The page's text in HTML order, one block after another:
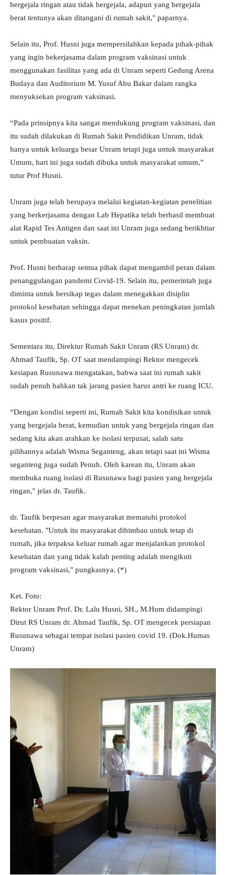
bergejala ringan atau tidak bergejala, adapun yang bergejala
berat tentunya akan ditangani di rumah sakit," paparnya.
Selain itu, Prof. Husni juga mempersilahkan kepada pihak-pihak
yang ingin bekerjasama dalam program vaksinasi untuk
menggunakan fasilitas yang ada di Unram seperti Gedung Arena
Budaya dan Auditorium M. Yusuf Abu Bakar dalam rangka
menyuksekan program vaksinasi.
“Pada prinsipnya kita sangat mendukung program vaksinasi, dan
itu sudah dilakukan di Rumah Sakit Pendidikan Unram, tidak
hanya untuk keluarga besar Unram tetapi juga untuk masyarakat
Umum, hari ini juga sudah dibuka untuk masyarakat umum,”
tutur Prof Husni.
Unram juga telah berupaya melalui kegiatan-kegiatan penelitian
yang berkerjasama dengan Lab Hepatika telah berhasil membuat
alat Rapid Tes Antigen dan saat ini Unram juga sedang berikhtiar
untuk pembuatan vaksin.
Prof. Husni berharap semua pihak dapat mengambil peran dalam
penanggulangan pandemi Covid-19. Selain itu, pemerintah juga
diminta untuk bersikap tegas dalam menegakkan disiplin
protokol kesehatan sehingga dapat menekan peningkatan jumlah
kasus positif.
Sementara itu, Direktur Rumah Sakit Unram (RS Unram) dr.
Ahmad Taufik, Sp. OT saat mendampingi Rektor mengecek
kesiapan Rusunawa mengatakan, bahwa saat ini rumah sakit
sudah penuh bahkan tak jarang pasien harus antri ke ruang ICU.
“Dengan kondisi seperti ini, Rumah Sakit kita kondisikan untuk
yang bergejala berat, kemudian untuk yang bergejala ringan dan
sedang kita akan arahkan ke isolasi terpusat, salah satu
pilihannya adalah Wisma Seganteng, akan tetapi saat ini Wisma
seganteng juga sudah Penuh. Oleh karean itu, Unram akan
membuka ruang isolasi di Rusunawa bagi pasien yang bergejala
ringan," jelas dr. Taufik.
dr. Taufik berpesan agar masyarakat mematuhi protokol
kesehatan. "Untuk itu masyarakat dihimbau untuk tetap di
rumah, jika terpaksa keluar rumah agar menjalankan protokol
kesehatan dan yang tidak kalah penting adalah mengikuti
program vaksinasi," pungkasnya. (*)
Ket. Foto:
Rektor Unram Prof. Dr. Lalu Husni, SH., M.Hum didampingi
Dirut RS Unram dr. Ahmad Taufik, Sp. OT mengecek persiapan
Rusunawa sebagai tempat isolasi pasien covid 19. (Dok.Humas
Unram)